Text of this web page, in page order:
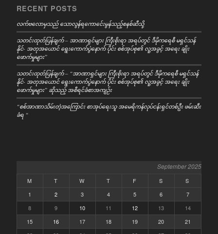
RECENT POSTS
လက်ဗလောမှသည် သောလွန်ရကောင်ေးမွန်သည့်စနစ်ဆီသို့
သတင်းထုတ်ပြန်ချက် – အာဏာရှင်များ ကြီးစိုးရာ အရပ်တွင် ဒီမိုကရေစီ မရှင်သန်
နိုင်- အတုအယောင် ရွေးကောက်ပွဲနောက် ပိုင်း စစ်အုပ်စု၏ လူ့အခွင့် အရေး ချိုး
ဖောက်မှုများ”
သတင်းထုတ်ပြန်ချက် – “အာဏာရှင်များ ကြီးစိုးရာ အရပ်တွင် ဒီမိုကရေစီ မရှင်သန်
နိုင်- အတုအယောင် ရွေးကောက်ပွဲနောက် ပိုင်း စစ်အုပ်စု၏ လူ့အခွင့် အရေး ချိုး
ဖောက်မှုများ” ဆိုသည့် အစီရင်ခံစာအကျဉ်း
“စစ်အာဏာသိမ်းတဲ့အကြောင်း စာအုပ်ရေးသူ အမေရိကန်လုပ်ငန်းရှင်တစ်ဦး ဖမ်းဆီး
ခံရ “
September 2025
M T W T F S
S
1
2 3 4 5 6
7
8
9 10 11 12 13
14
15
16 17 18 19 20
21